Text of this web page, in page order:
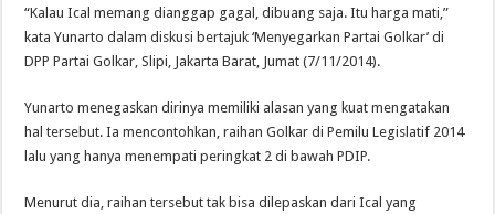
“Kalau Ical memang dianggap gagal, dibuang saja. Itu harga mati,”
kata Yunarto dalam diskusi bertajuk ‘Menyegarkan Partai Golkar’ di
DPP Partai Golkar, Slipi, Jakarta Barat, Jumat (7/11/2014).
Yunarto menegaskan dirinya memiliki alasan yang kuat mengatakan
hal tersebut. Ia mencontohkan, raihan Golkar di Pemilu Legislatif 2014
lalu yang hanya menempati peringkat 2 di bawah PDIP.
Menurut dia, raihan tersebut tak bisa dilepaskan dari Ical yang